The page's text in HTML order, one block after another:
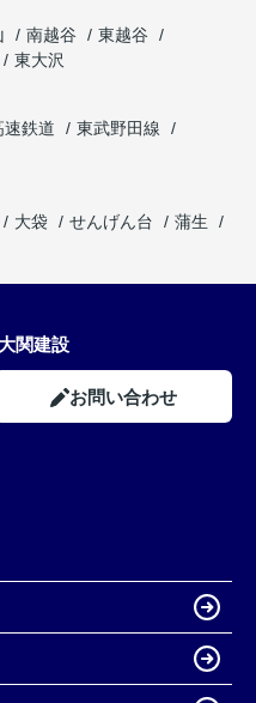
南越谷
東越谷
東大沢
速鉄道
東武野田線
大袋 せんげん台
蒲生
関建設
お問い合わせ